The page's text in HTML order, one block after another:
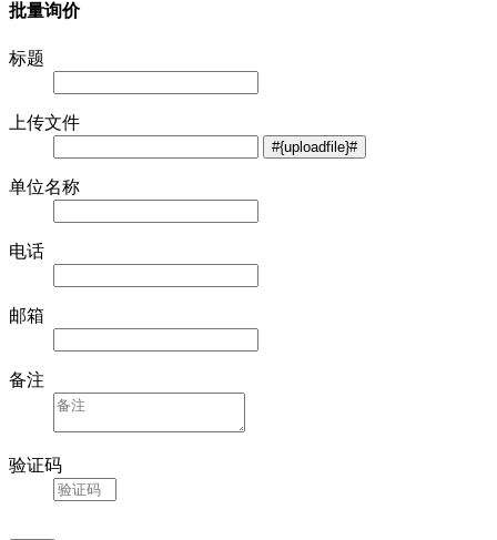
批量询价
标题
上传文件
单位名称
电话
邮箱
备注
验证码